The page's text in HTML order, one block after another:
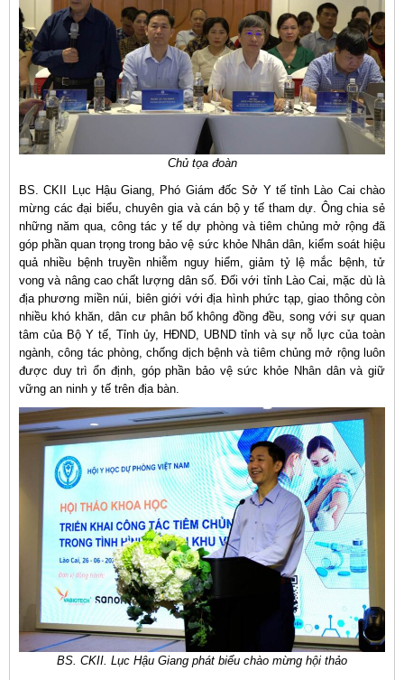
Chủ tọa đoàn
BS. CKII Lục Hậu Giang, Phó Giám đốc Sở Y tế tỉnh Lào Cai chào
mừng các đại biểu, chuyên gia và cán bộ y tế tham dự. Ông chia sẻ
những năm qua, công tác y tế dự phòng và tiêm chủng mở rộng đã
góp phần quan trọng trong bảo vệ sức khỏe Nhân dân, kiểm soát hiệu
quả nhiều bệnh truyền nhiễm nguy hiểm, giảm tỷ lệ mắc bệnh, tử
vong và nâng cao chất lượng dân số. Đối với tỉnh Lào Cai, mặc dù là
địa phương miền núi, biên giới với địa hình phức tạp, giao thông còn
nhiều khó khăn, dân cư phân bố không đồng đều, song với sự quan
tâm của Bộ Y tế, Tỉnh ủy, HĐND, UBND tỉnh và sự nỗ lực của toàn
ngành, công tác phòng, chống dịch bệnh và tiêm chủng mở rộng luôn
được duy trì ổn định, góp phần bảo vệ sức khỏe Nhân dân và giữ
vững an ninh y tế trên địa bàn.
BS. CKII. Lục Hậu Giang phát biểu chào mừng hội thảo